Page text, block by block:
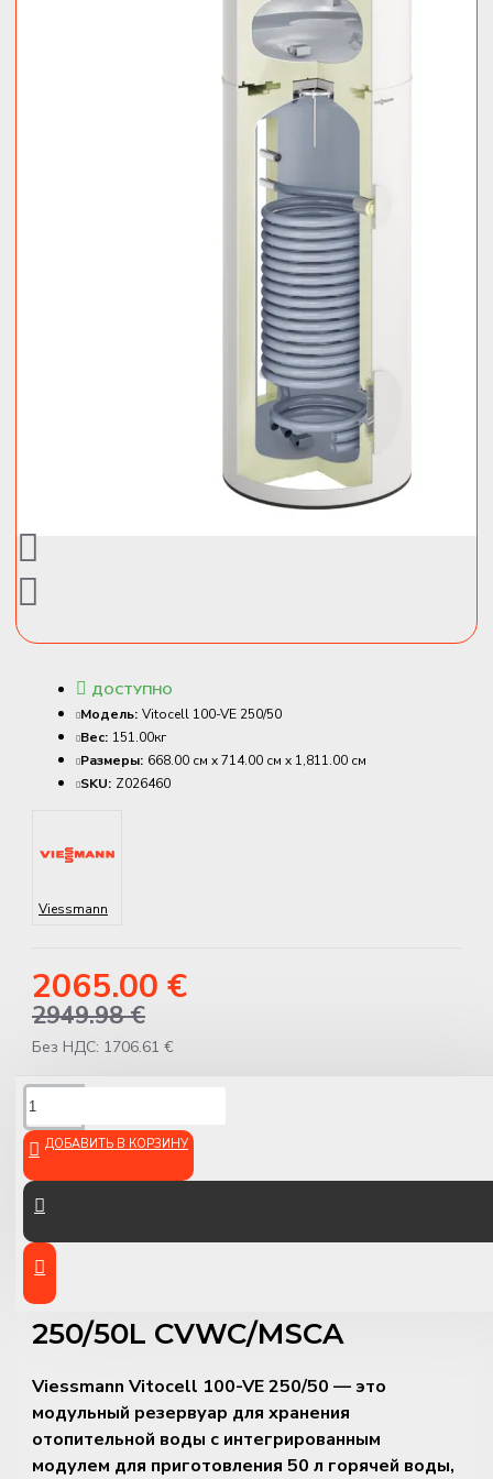
2065.00 €
2949.98 €
Без НДС: 1706.61 €
ДОСТУПНО
Модель: Vitocell 100-VE 250/50
Вес: 151.00кг
Размеры: 668.00 см x 714.00 см x 1,811.00 см
SKU: Z026460
Viessmann
ДОБАВИТЬ В КОРЗИНУ
Резервуар для хранения
отопительной воды
Viessmann Vitocell 100-VE
250/50L CVWC/MSCA
Viessmann Vitocell 100-VE 250/50 — это
модульный резервуар для хранения
отопительной воды с интегрированным
модулем для приготовления 50 л горячей воды,